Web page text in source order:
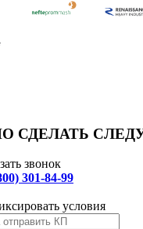
СДЕЛАТЬ
звонок
301-84-99
условия